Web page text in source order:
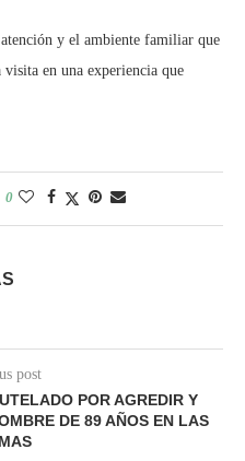
atención y el ambiente familiar que
en una experiencia que
0
post
POR AGREDIR Y
DE 89 AÑOS EN LAS